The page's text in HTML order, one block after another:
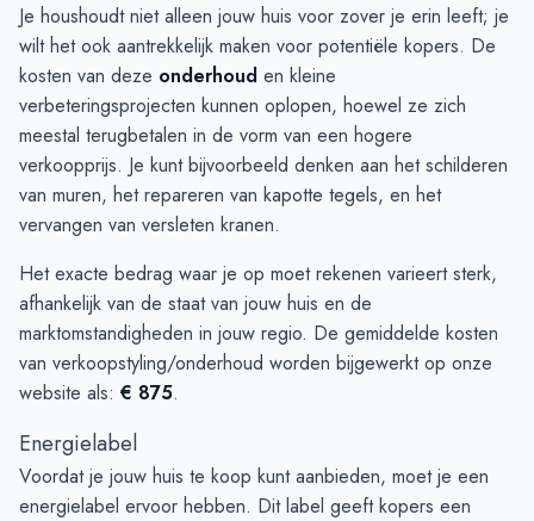
Je houshoudt niet alleen jouw huis voor zover je erin leeft; je
wilt het ook aantrekkelijk maken voor potentiële kopers. De
kosten van deze onderhoud en kleine
verbeteringsprojecten kunnen oplopen, hoewel ze zich
meestal terugbetalen in de vorm van een hogere
verkoopprijs. Je kunt bijvoorbeeld denken aan het schilderen
van muren, het repareren van kapotte tegels, en het
vervangen van versleten kranen.
Het exacte bedrag waar je op moet rekenen varieert sterk,
afhankelijk van de staat van jouw huis en de
marktomstandigheden in jouw regio. De gemiddelde kosten
van verkoopstyling/onderhoud worden bijgewerkt op onze
website als: € 875.
Energielabel
Voordat je jouw huis te koop kunt aanbieden, moet je een
energielabel ervoor hebben. Dit label geeft kopers een